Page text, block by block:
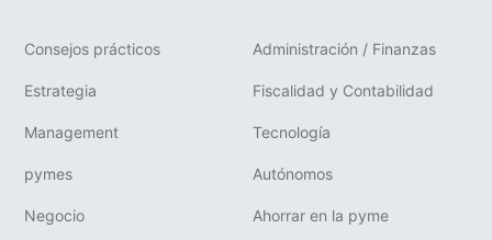
Consejos prácticos Administración / Finanzas
Estrategia Fiscalidad y Contabilidad
Management Tecnología
pymes Autónomos
Negocio Ahorrar en la pyme